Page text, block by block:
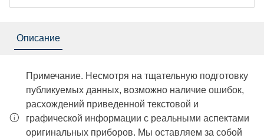
Описание
Примечание. Несмотря на тщательную подготовку
публикуемых данных, возможно наличие ошибок,
расхождений приведенной текстовой и
графической информации с реальными аспектами
оригинальных приборов. Мы оставляем за собой